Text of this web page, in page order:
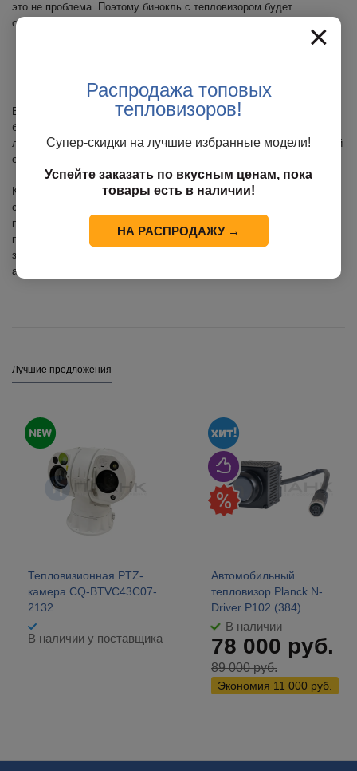
это не проблема. Поэтому бинокль с тепловизором будет
оптимальным вариантом для ночной охоты.
В нашей компании вы можете приобрести тепловизионный
бинокуляр для охоты по выгодной цене. Мы подобрали для вас
лучшие модели, которые станут незаменимым атрибутом успешной
охоты и источником незабываемых впечатлений.
Купить ночной бинокль для охоты можно из наличия или под заказ,
с доставкой в любой регион России. Наши специалисты
проконсультируют вас по всем возникающим вопросам и помогут
подобрать оборудование, максимально подходящее для ваших
задач. Вы убедитесь, это действительно незаменимая вещь для
активного отдыха и охоты!
Лучшие предложения
Тепловизионная PTZ-
камера CQ-BTVC43C07-
2132
В наличии у поставщика
Автомобильный
тепловизор Planck N-
Driver P102 (384)
В наличии
78 000 руб.
89 000руб.
Экономия 11 000 руб.
×
Распродажа топовых
тепловизоров!
Супер-скидки на лучшие избранные модели!
Успейте заказать по вкусным ценам, пока
товары есть в наличии!
НА РАСПРОДАЖУ →